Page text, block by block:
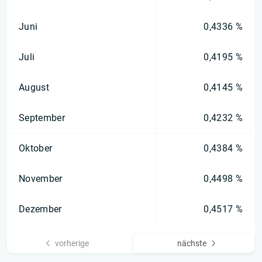
Juni 0,4336 %
Juli 0,4195 %
August 0,4145 %
September 0,4232 %
Oktober 0,4384 %
November 0,4498 %
Dezember 0,4517 %
vorherige nächste